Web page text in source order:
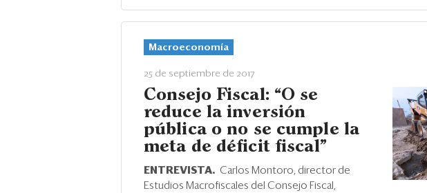
Macroeconomía
25 de septiembre de 2017
Consejo Fiscal: “O se
reduce la inversión
pública o no se cumple la
meta de déficit fiscal”
ENTREVISTA. Carlos Montoro, director de
Estudios Macrofiscales del Consejo Fiscal,